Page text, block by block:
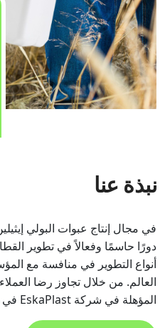
نبذة عنا
دورًا حاسمًا وفعالاً في تطوير
أنواع التطوير في منافسة مع
العالم. من خلال تجاوز رضا
المؤهلة في شركة EskaPlast في تناغم الموظفين.